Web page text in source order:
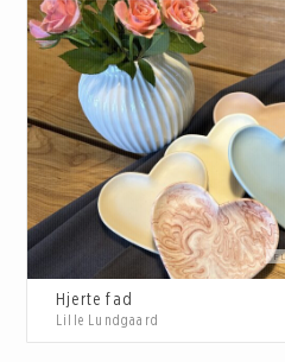
Hjerte fad
Lille Lundgaard